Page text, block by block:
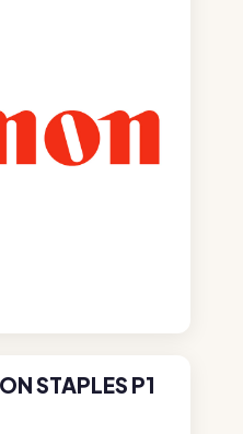
STAPLES P1